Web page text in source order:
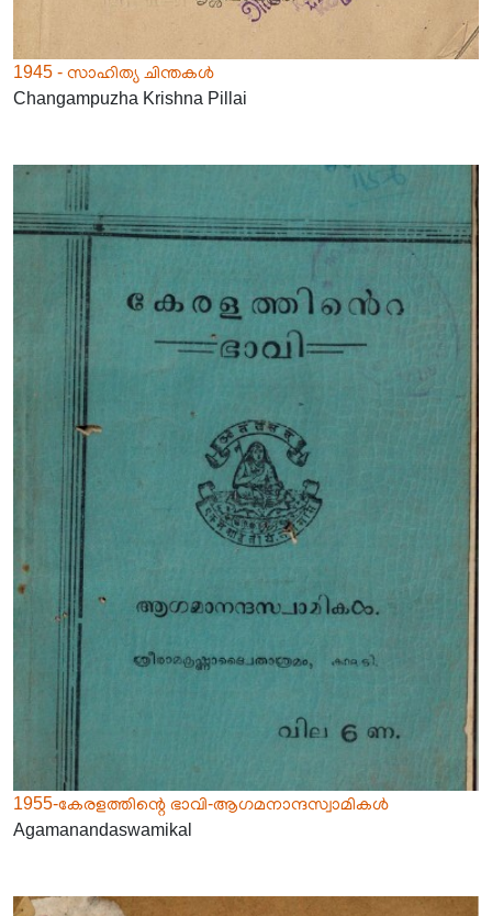
1945 - സാഹിത്യ ചിന്തകൾ
Changampuzha Krishna Pillai
1955-കേരളത്തിന്റെ ഭാവി-ആഗമനാന്ദസ്വാമികൾ
Agamanandaswamikal